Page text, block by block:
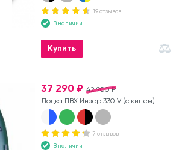
19 отзывов
В наличии
Купить
42 900 ₽
37 290 ₽
Лодка ПВХ Инзер 330 V (с килем)
7 отзывов
В наличии